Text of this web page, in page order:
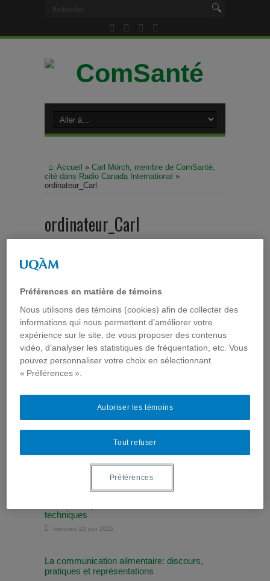
Accueil » Carl Mörch, membre de ComSanté,
cité dans Radio Canada International »
ordinateur_Carl
ordinateur_Carl
Précédent :
Carl Mörch, membre de ComSanté,
cité dans Radio Canada International
À PROPOS ALEXANDRA PELLETIER
ARTICLES EN RELATION
difficulté d’appréhender les questions de santé
techniques
mercredi 22 juin 2022
La communication alimentaire: discours,
pratiques et représentations
Préférences en matière de témoins
Nous utilisons des témoins (cookies) afin de collecter des
informations qui nous permettent d’améliorer votre
expérience sur le site, de vous proposer des contenus
vidéo, d’analyser les statistiques de fréquentation, etc. Vous
pouvez personnaliser votre choix en sélectionnant
« Préférences ».
Tout refuser
Autoriser les témoins
Préférences